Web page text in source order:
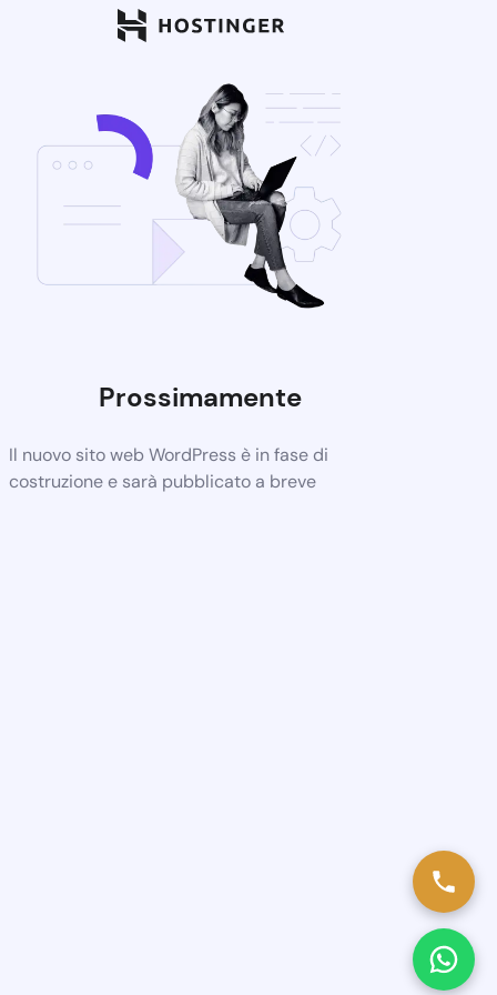
Prossimamente
Il nuovo sito web WordPress è in fase di
costruzione e sarà pubblicato a breve